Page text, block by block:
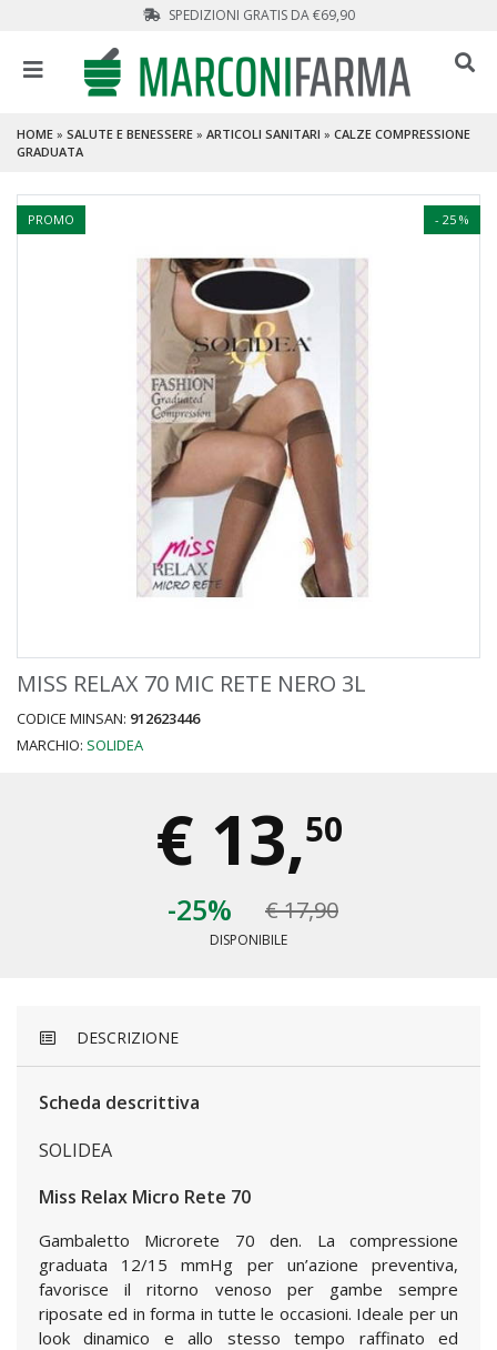
SPEDIZIONI GRATIS DA €69,90
HOME » SALUTE E BENESSERE » ARTICOLI SANITARI » CALZE COMPRESSIONE
GRADUATA
- 25 %
PROMO
MISS RELAX 70 MIC RETE NERO 3L
CODICE MINSAN: 912623446
MARCHIO: SOLIDEA
€ 13,50
-25% € 17,90
DISPONIBILE
DESCRIZIONE
Scheda descrittiva
SOLIDEA
Miss Relax Micro Rete 70
Gambaletto Microrete 70 den. La compressione
graduata 12/15 mmHg per un’azione preventiva,
favorisce il ritorno venoso per gambe sempre
riposate ed in forma in tutte le occasioni. Ideale per un
look dinamico e allo stesso tempo raffinato ed